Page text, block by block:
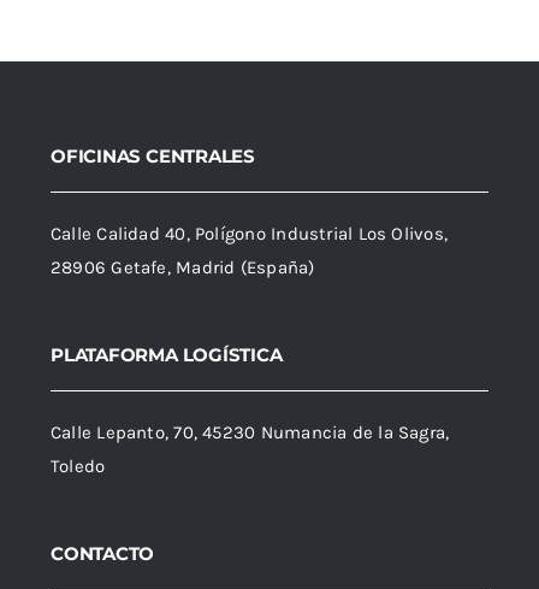
OFICINAS CENTRALES
Calle Calidad 40, Polígono Industrial Los Olivos,
28906 Getafe, Madrid (España)
PLATAFORMA LOGÍSTICA
Calle Lepanto, 70, 45230 Numancia de la Sagra,
Toledo
CONTACTO